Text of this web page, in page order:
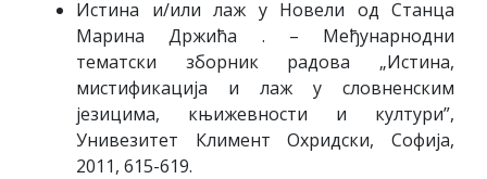
Истина и/или лаж у Новели од Станца
Марина Држића . – Међунарнодни
тематски зборник радова „Истина,
мистификација и лаж у словненским
језицима, књижевности и култури”,
Унивезитет Климент Охридски, Софија,
2011, 615-619.